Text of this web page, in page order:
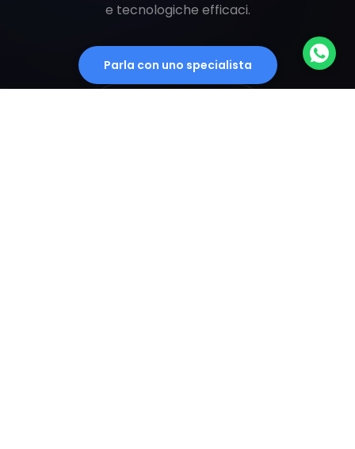
e tecnologiche efficaci.
Parla con uno specialista